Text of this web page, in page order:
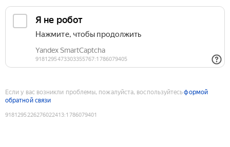
Если у вас возникли проблемы, пожалуйста, воспользуйтесьформой
обратной связи
9181295226276022413:1786079401